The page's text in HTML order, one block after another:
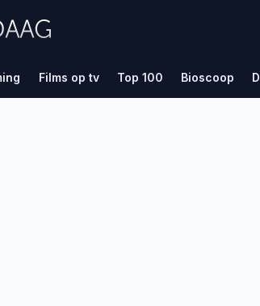
Films op tv Top 100 Bioscoop